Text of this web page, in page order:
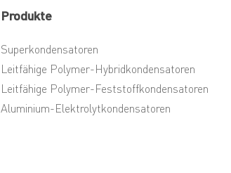
Produkte
Superkondensatoren
Leitfähige Polymer-Hybridkondensatoren
Leitfähige Polymer-Feststoffkondensatoren
Aluminium-Elektrolytkondensatoren